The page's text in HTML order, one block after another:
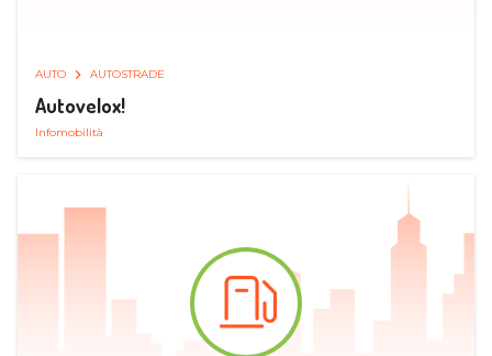
AUTO AUTOSTRADE
Autovelox!
Infomobilità